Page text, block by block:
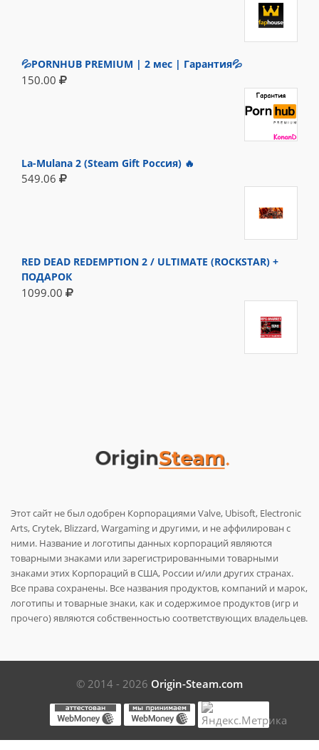
💦PORNHUB PREMIUM | 2 мес | Гарантия💦
150.00
La-Mulana 2 (Steam Gift Россия) 🔥
549.06
RED DEAD REDEMPTION 2 / ULTIMATE (ROCKSTAR) +
ПОДАРОК
1099.00
Этот сайт не был одобрен Корпорациями Valve, Ubisoft, Electronic
Arts, Crytek, Blizzard, Wargaming и другими, и не аффилирован с
ними. Название и логотипы данных корпораций являются
товарными знаками или зарегистрированными товарными
знаками этих Корпораций в США, России и/или других странах.
Все права сохранены. Все названия продуктов, компаний и марок,
логотипы и товарные знаки, как и содержимое продуктов (игр и
прочего) являются собственностью соответствующих владельцев.
© 2014 - 2026 Origin-Steam.com